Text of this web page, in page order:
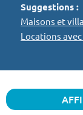
Suggestions :
Maisons et
Locations